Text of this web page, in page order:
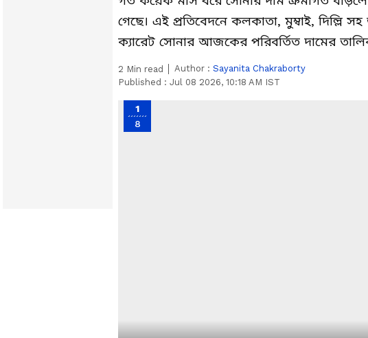
গেছে। এই প্রতিবেদনে কলকাতা, মুম্বাই, দিল্লি
ক্যারেট সোনার আজকের পরিবর্তিত দামের
2 Min read Author : Sayanita Chakraborty
Published : Jul 08 2026, 10:18 AM IST
1
8